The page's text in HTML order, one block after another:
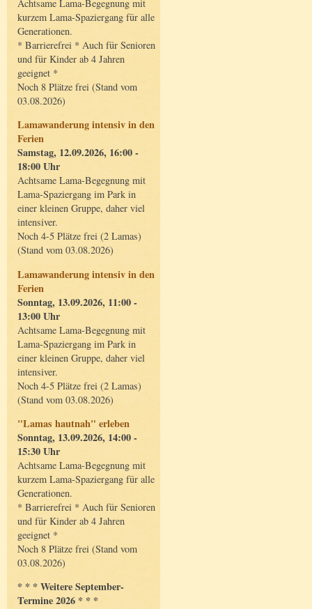
Achtsame Lama-Begegnung mit
kurzem Lama-Spaziergang für alle
Generationen.
* Barrierefrei * Auch für Senioren
und für Kinder ab 4 Jahren
geeignet *
Noch 8 Plätze frei (Stand vom
03.08.2026)
Lamawanderung intensiv in den
Ferien
Samstag, 12.09.2026, 16:00 -
18:00 Uhr
Achtsame Lama-Begegnung mit
Lama-Spaziergang im Park in
einer kleinen Gruppe, daher viel
intensiver.
Noch 4-5 Plätze frei (2 Lamas)
(Stand vom 03.08.2026)
Lamawanderung intensiv in den
Ferien
Sonntag, 13.09.2026, 11:00 -
13:00 Uhr
Achtsame Lama-Begegnung mit
Lama-Spaziergang im Park in
einer kleinen Gruppe, daher viel
intensiver.
Noch 4-5 Plätze frei (2 Lamas)
(Stand vom 03.08.2026)
"Lamas hautnah" erleben
Sonntag, 13.09.2026, 14:00 -
15:30 Uhr
Achtsame Lama-Begegnung mit
kurzem Lama-Spaziergang für alle
Generationen.
* Barrierefrei * Auch für Senioren
und für Kinder ab 4 Jahren
geeignet *
Noch 8 Plätze frei (Stand vom
03.08.2026)
* * * Weitere September-
Termine 2026 * * *